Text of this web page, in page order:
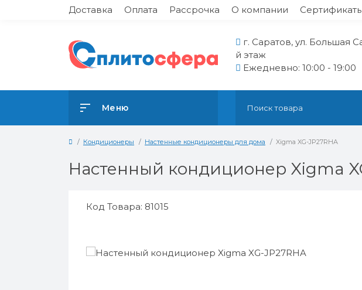
Доставка Оплата Рассрочка О компании
г. Саратов, ул. Большая
й этаж
Ежедневно: 10:00 - 19:00
Меню
Кондиционеры Настенные кондиционеры для дома Xigma XG-JP27RHA
Настенный кондиционер Xigma
Код Товара: 81015